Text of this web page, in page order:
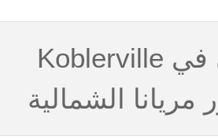
الوقت الان في Koblerville